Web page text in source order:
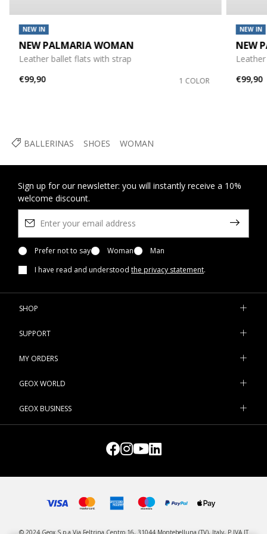
BALLERINAS SHOES WOMAN
NEW IN
NEW PALMARIA WOMAN
Leather ballet flats with strap
€99,90
1 COLOR
NEW IN
NEW
€99,90
Sign up for our newsletter: you will instantly receive a 10%
welcome discount.
Prefer not to say Woman
Man
I have read and understood the privacy statement.
SHOP
SUPPORT
MY ORDERS
GEOX WORLD
GEOX BUSINESS